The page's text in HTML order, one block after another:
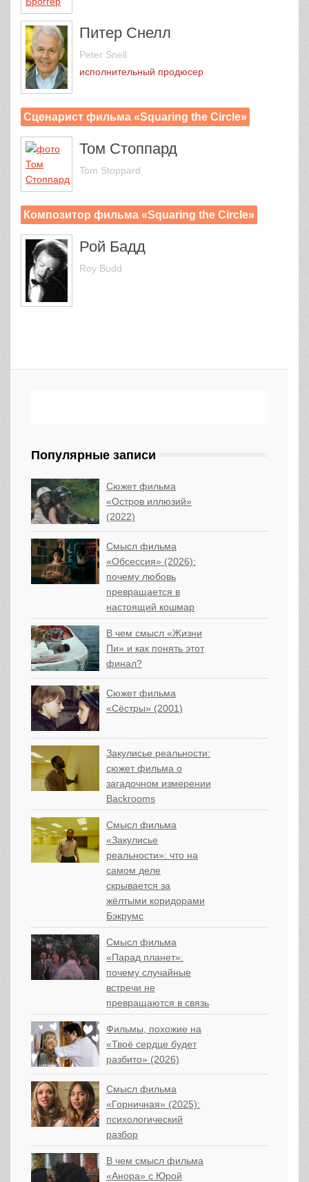
Питер Снелл
Peter Snell
исполнительный продюсер
Сценарист фильма «Squaring the Circle»
Том Стоппард
Tom Stoppard
Композитор фильма «Squaring the Circle»
Рой Бадд
Roy Budd
Популярные записи
Сюжет фильма
«Остров иллюзий»
(2022)
Смысл фильма
«Обсессия» (2026):
почему любовь
превращается в
настоящий кошмар
В чем смысл «Жизни
Пи» и как понять этот
финал?
Сюжет фильма
«Сёстры» (2001)
Закулисье реальности:
сюжет фильма о
загадочном измерении
Backrooms
Смысл фильма
«Закулисье
реальности»: что на
самом деле
скрывается за
жёлтыми коридорами
Бэкрумс
Смысл фильма
«Парад планет»:
почему случайные
встречи не
превращаются в связь
Фильмы, похожие на
«Твоё сердце будет
разбито» (2026)
Смысл фильма
«Горничная» (2025):
психологический
разбор
В чем смысл фильма
«Анора» с Юрой